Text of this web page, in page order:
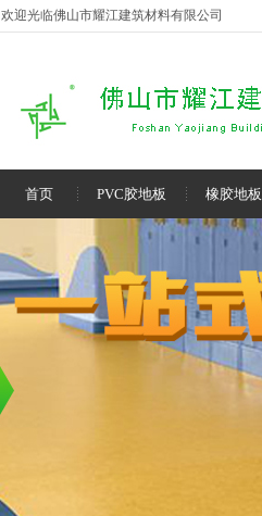
欢迎光临佛山市耀江建筑材料有限公司
首页 PVC胶地板 橡胶地板